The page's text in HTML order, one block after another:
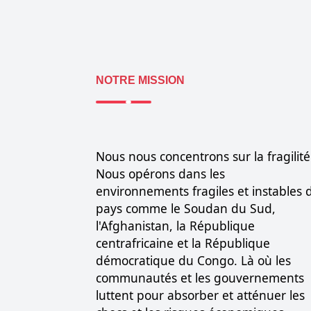
NOTRE MISSION
Nous nous concentrons sur la fragilité
Nous opérons dans les
environnements fragiles et instables
pays comme le Soudan du Sud,
l'Afghanistan, la République
centrafricaine et la République
démocratique du Congo. Là où les
communautés et les gouvernements
luttent pour absorber et atténuer les